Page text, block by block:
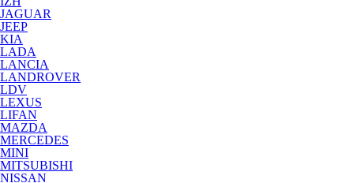
JAGUAR
JEEP
KIA
LADA
LANCIA
LANDROVER
LDV
LEXUS
LIFAN
MAZDA
MERCEDES
MINI
MITSUBISHI
NISSAN